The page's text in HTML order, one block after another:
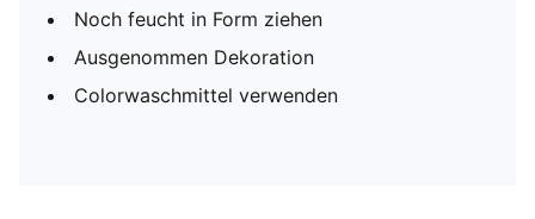
Noch feucht in Form ziehen
Ausgenommen Dekoration
Colorwaschmittel verwenden